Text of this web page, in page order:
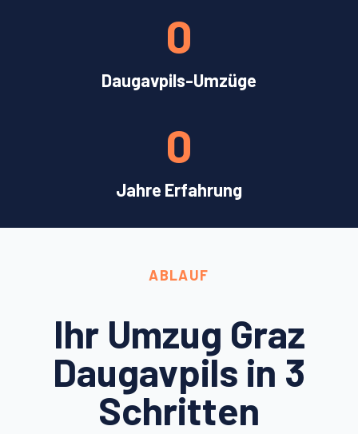
Daugavpils-Umzüge
0
Jahre Erfahrung
0
ABLAUF
Ihr Umzug Graz
Daugavpils in 3
Schritten